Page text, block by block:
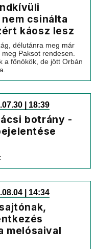
csinálta
káosz lesz
délutánra meg már
Paksot rendesen.
a főnökök, de jött Orbán
| 18:39
botrány -
| 14:34
melósaival